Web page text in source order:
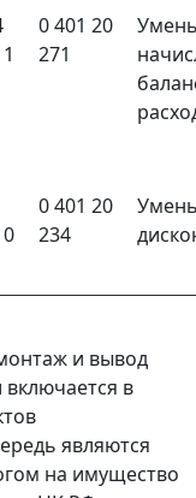
0 401 20
271
0 401 20
234
и вывод
включается в
являются
на имущество